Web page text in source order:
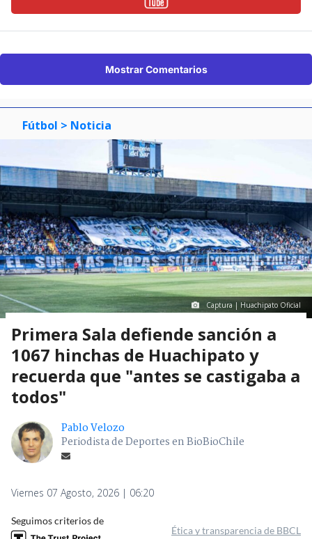
Mostrar Comentarios
Fútbol > Noticia
Captura | Huachipato Oficial
Primera Sala defiende sanción a
1067 hinchas de Huachipato y
recuerda que "antes se castigaba a
todos"
Pablo Velozo
Periodista de Deportes en BioBioChile
Viernes 07 Agosto, 2026 | 06:20
Seguimos criterios de
Ética y transparencia de BBCL